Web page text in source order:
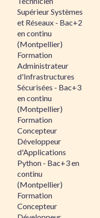
Supérieur Systèmes
et Réseaux - Bac+2
en continu
(Montpellier)
Formation
Administrateur
d'Infrastructures
Sécurisées - Bac+3
en continu
(Montpellier)
Formation
Concepteur
Développeur
d'Applications
Python - Bac+3 en
continu
(Montpellier)
Formation
Concepteur